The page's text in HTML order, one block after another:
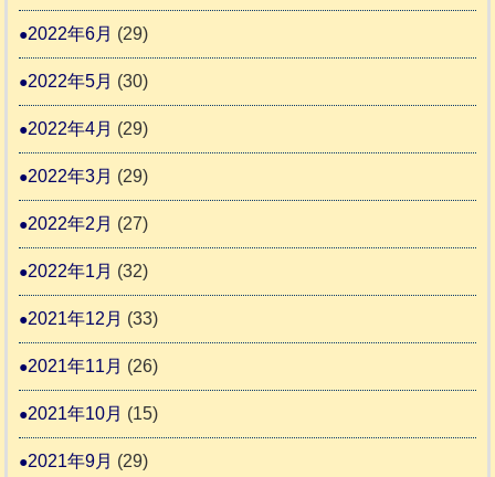
2022年6月 (29)
2022年5月 (30)
2022年4月 (29)
2022年3月 (29)
2022年2月 (27)
2022年1月 (32)
2021年12月 (33)
2021年11月 (26)
2021年10月 (15)
2021年9月 (29)